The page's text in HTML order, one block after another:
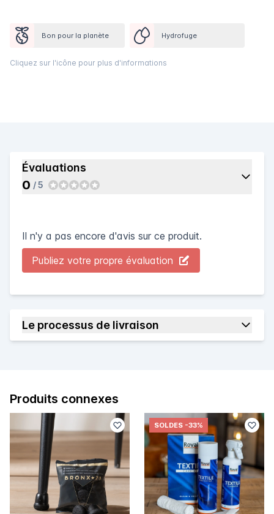
Bon pour la planète Hydrofuge
Cliquez sur l'icône pour plus d'informations
Évaluations
0 / 5
Il n'y a pas encore d'avis sur ce produit.
Publiez votre propre évaluation
Le processus de livraison
Produits connexes
SOLDES -33%